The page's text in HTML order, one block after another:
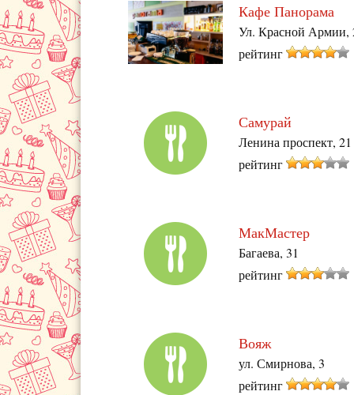
Кафе Панорама
Ул. Красной Армии,
рейтинг
Самурай
Ленина проспект, 21
рейтинг
МакМастер
Багаева, 31
рейтинг
Вояж
ул. Смирнова, 3
рейтинг